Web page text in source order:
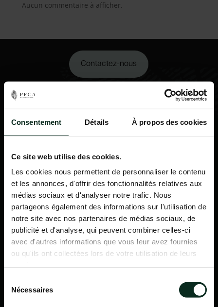
Consentement Détails À propos des cookies
Ce site web utilise des cookies.
Les cookies nous permettent de personnaliser le contenu
et les annonces, d'offrir des fonctionnalités relatives aux
médias sociaux et d'analyser notre trafic. Nous
partageons également des informations sur l'utilisation de
notre site avec nos partenaires de médias sociaux, de
publicité et d'analyse, qui peuvent combiner celles-ci
avec d'autres informations que vous leur avez fournies
ou qu'ils ont collectées lors de votre utilisation de leurs
Nécessaires
Aucun commentaire à afficher.
Contactez-nous